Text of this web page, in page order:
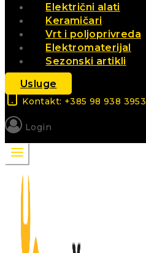
Električni alati
Keramičari
Vrt i poljoprivreda
Elektromaterijal
Sezonski artikli
Usluge
Kontakt: +385 98 938 3953
Login